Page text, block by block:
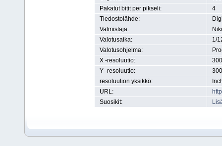
Pakatut bitit per pikseli:
4
Tiedostolähde:
Valmistaja:
Valotusaika:
1/
Valotusohjelma:
X -resoluutio:
Y -resoluutio:
resoluution yksikkö:
URL:
Suosikit: